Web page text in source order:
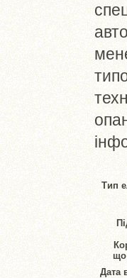
Тип
що
Дата